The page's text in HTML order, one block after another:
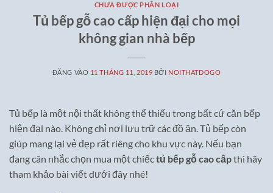
CHƯA ĐƯỢC PHÂN LOẠI
Tủ bếp gỗ cao cấp hiện đại cho mọi
không gian nhà bếp
ĐĂNG VÀO 11 THÁNG 11, 2019 BỞI NOITHATDOGO
Tủ bếp là một nội thất không thể thiếu trong bất cứ căn bếp
hiện đại nào. Không chỉ nơi lưu trữ các đồ ăn. Tủ bếp còn
giúp mang lại vẻ đẹp rất riêng cho khu vực này. Nếu bạn
đang cân nhắc chọn mua một chiếctủ bếp gỗ cao cấpthì hãy
tham khảo bài viết dưới đây nhé!